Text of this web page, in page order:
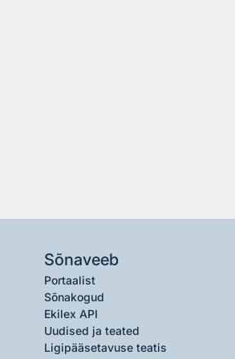
Sõnaveeb
Portaalist
Sõnakogud
Ekilex API
Uudised ja teated
Ligipääsetavuse teatis